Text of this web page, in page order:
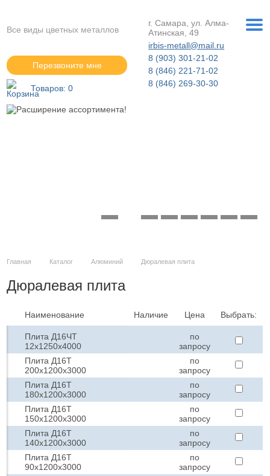
Все виды цветных металлов
г. Самара, ул. Алма-
Атинская, 49
irbis-metall@mail.ru
8 (903) 301-21-02
8 (846) 221-71-02
8 (846) 269-30-30
Перезвоните мне
Товаров:0
Главная Каталог Алюминий Дюралевая плита
Дюралевая плита
Наименование Наличие Цена Выбрать:
Плита Д16ЧТ
12х1250х4000
по
запросу
Плита Д16Т
200х1200х3000
по
запросу
Плита Д16Т
180х1200х3000
по
запросу
Плита Д16Т
150х1200х3000
по
запросу
Плита Д16Т
140х1200х3000
по
запросу
Плита Д16Т
90х1200х3000
по
запросу